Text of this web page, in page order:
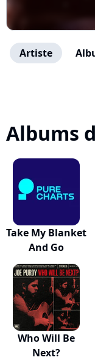
Artiste
Albums
Take My Blanket
And Go
Who Will Be
Next?